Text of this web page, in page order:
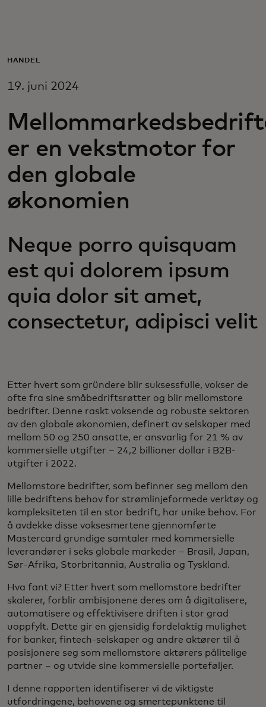
For bedrifter
For innovatører
Nyheter og trender
HANDEL
19. juni 2024
er en vekstmotor for
den globale
økonomien
Neque porro quisquam
est qui dolorem ipsum
quia dolor sit amet,
consectetur, adipisci velit
Etter hvert som gründere blir suksessfulle, vokser de
ofte fra sine småbedriftsrøtter og blir mellomstore
bedrifter. Denne raskt voksende og robuste sektoren
av den globale økonomien, definert av selskaper med
mellom 50 og 250 ansatte, er ansvarlig for 21 % av
kommersielle utgifter – 24,2 billioner dollar i B2B-
utgifter i 2022.
Mellomstore bedrifter, som befinner seg mellom den
lille bedriftens behov for strømlinjeformede verktøy og
kompleksiteten til en stor bedrift, har unike behov. For
å avdekke disse voksesmertene gjennomførte
Mastercard grundige samtaler med kommersielle
leverandører i seks globale markeder – Brasil, Japan,
Sør-Afrika, Storbritannia, Australia og Tyskland.
Hva fant vi? Etter hvert som mellomstore bedrifter
skalerer, forblir ambisjonene deres om å digitalisere,
automatisere og effektivisere driften i stor grad
uoppfylt. Dette gir en gjensidig fordelaktig mulighet
for banker, fintech-selskaper og andre aktører til å
posisjonere seg som mellomstore aktørers pålitelige
partner – og utvide sine kommersielle porteføljer.
I denne rapporten identifiserer vi de viktigste
utfordringene, behovene og smertepunktene til